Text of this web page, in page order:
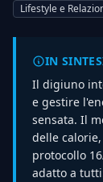
Lifestyle e
IN
Il digiuno
e gestire
sensata. Il
delle
protocollo
adatto a